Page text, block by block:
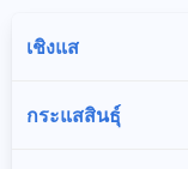
เชิงแส
กระแสสินธุ์